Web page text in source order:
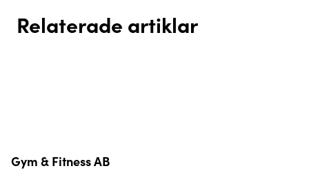
Relaterade artiklar
Gym & Fitness AB